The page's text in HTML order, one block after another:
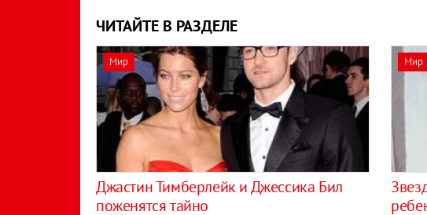
ЧИТАЙТЕ В РАЗДЕЛЕ
Мир
Джастин Тимберлейк и Джессика Бил
поженятся тайно
Мир